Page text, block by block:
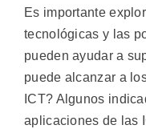
Es importante
tecnológicas y las
pueden ayudar a
puede alcanzar a
ICT? Algunos
aplicaciones de las